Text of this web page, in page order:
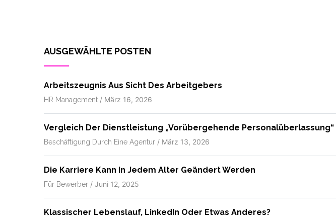
AUSGEWÄHLTE POSTEN
Arbeitszeugnis Aus Sicht Des Arbeitgebers
HR Management / März 16, 2026
Vergleich Der Dienstleistung „vorübergehende Personalüberlassung“
Beschäftigung Durch Eine Agentur / März 13, 2026
Die Karriere Kann In Jedem Alter Geändert Werden
Für Bewerber / Juni 12, 2025
Klassischer Lebenslauf, LinkedIn Oder Etwas Anderes?